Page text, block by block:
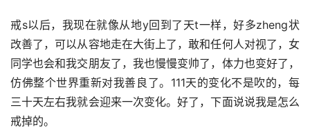
戒s以后，我现在就像从地y回到了天t一样，好多zheng状
改善了，可以从容地走在大街上了，敢和任何人对视了，女
同学也会和我交朋友了，我也慢慢变帅了，体力也变好了，
仿佛整个世界重新对我善良了。111天的变化不是吹的，每
三十天左右我就会迎来一次变化。好了，下面说说我是怎么
戒掉的。